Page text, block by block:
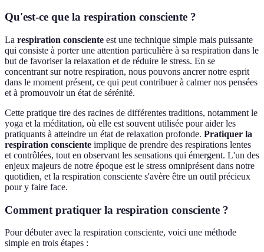
Qu'est-ce que la respiration consciente ?
La respiration consciente est une technique simple mais puissante
qui consiste à porter une attention particulière à sa respiration dans le
but de favoriser la relaxation et de réduire le stress. En se
concentrant sur notre respiration, nous pouvons ancrer notre esprit
dans le moment présent, ce qui peut contribuer à calmer nos pensées
et à promouvoir un état de sérénité.
Cette pratique tire des racines de différentes traditions, notamment le
yoga et la méditation, où elle est souvent utilisée pour aider les
pratiquants à atteindre un état de relaxation profonde. Pratiquer la
respiration consciente implique de prendre des respirations lentes
et contrôlées, tout en observant les sensations qui émergent. L'un des
enjeux majeurs de notre époque est le stress omniprésent dans notre
quotidien, et la respiration consciente s'avère être un outil précieux
pour y faire face.
Comment pratiquer la respiration consciente ?
Pour débuter avec la respiration consciente, voici une méthode
simple en trois étapes :